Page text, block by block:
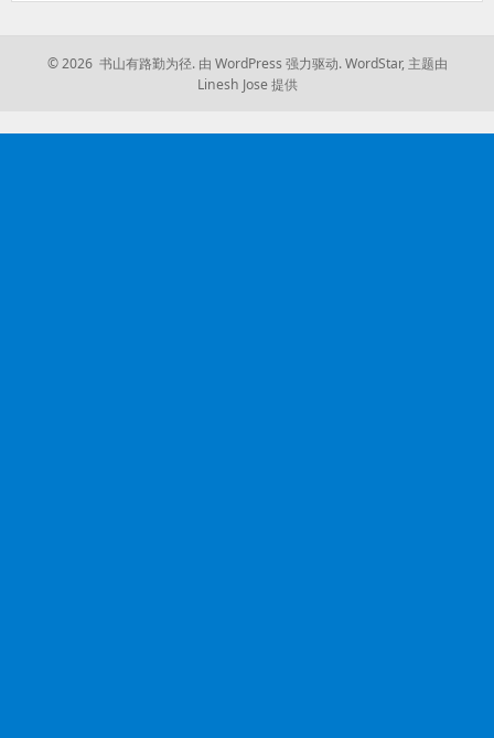
© 2026 书山有路勤为径. 由 WordPress 强力驱动. WordStar, 主题由
Linesh Jose 提供